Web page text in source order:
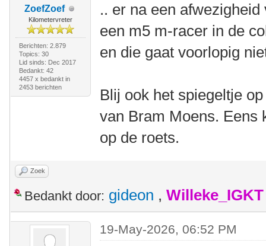
ZoefZoef
Kilometervreter
Berichten: 2.879
Topics: 30
Lid sinds: Dec 2017
Bedankt: 42
4457 x bedankt in
2453 berichten
.. er na een
een m5 m-racer in de
en die gaat voorlopig
Blij ook het spiegeltje
van Bram Moens. Eens
op de roets.
Zoek
Bedankt door: gideon , Willeke_IGKT
19-May-2026, 06:52 PM